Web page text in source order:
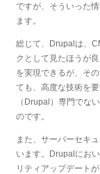
ですが、そういった
ます。
総じて、Drupalは、
クとして見たほうが
を実現できるが、そ
ても、高度な技術を
（Drupal）専門でな
のです。
また、サーバーセキ
います。Drupalにお
リティアップデート